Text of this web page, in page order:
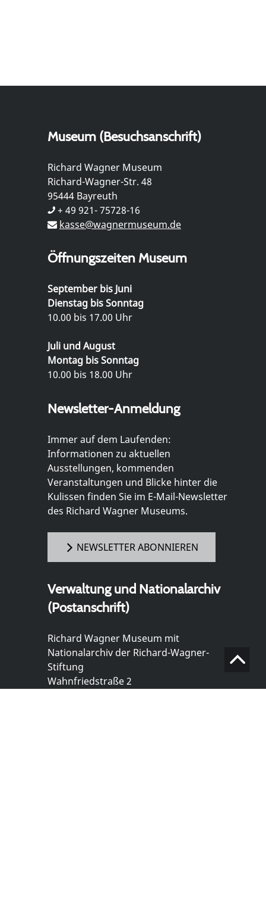
Museum (Besuchsanschrift)
Richard Wagner Museum
Richard-Wagner-Str. 48
95444 Bayreuth
+ 49 921- 75728-16
kasse@wagnermuseum.de
Öffnungszeiten Museum
September bis Juni
Dienstag bis Sonntag
10.00 bis 17.00 Uhr
Juli und August
Montag bis Sonntag
10.00 bis 18.00 Uhr
Newsletter-Anmeldung
Immer auf dem Laufenden:
Informationen zu aktuellen
Ausstellungen, kommenden
Veranstaltungen und Blicke hinter die
Kulissen finden Sie im E-Mail-Newsletter
des Richard Wagner Museums.
NEWSLETTER ABONNIEREN
Verwaltung und Nationalarchiv
(Postanschrift)
Richard Wagner Museum mit
Nationalarchiv der Richard-Wagner-
Stiftung
Wahnfriedstraße 2